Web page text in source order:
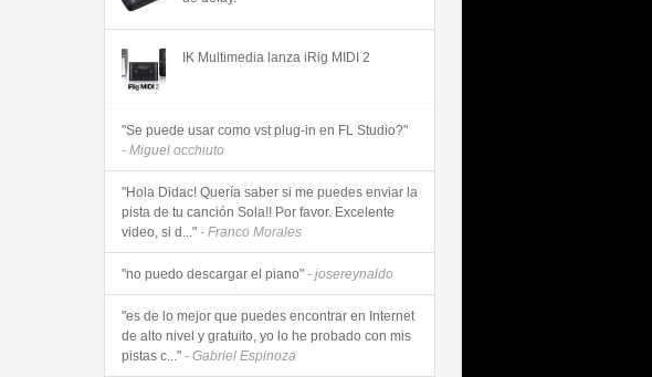
IK Multimedia lanza iRig MIDI 2
"Se puede usar como vst plug-in en FL Studio?"
- Miguel occhiuto
"Hola Didac! Quería saber si me puedes enviar la
pista de tu canción Sola!! Por favor. Excelente
video, si d..." - Franco Morales
"no puedo descargar el piano" - josereynaldo
"es de lo mejor que puedes encontrar en Internet
de alto nivel y gratuito, yo lo he probado con mis
pistas c..." - Gabriel Espinoza